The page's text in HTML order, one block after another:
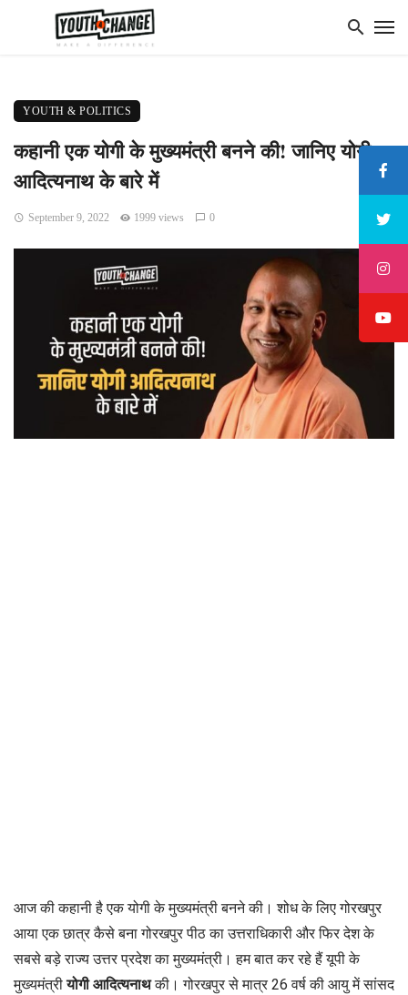
YOUTH & POLITICS
कहानी एक योगी के मुख्यमंत्री बनने की! जानिए योगी
आदित्यनाथ के बारे में
September 9, 2022 1999 views 0
आज की कहानी है एक योगी के मुख्यमंत्री बनने की। शोध के लिए गोरखपुर
आया एक छात्र कैसे बना गोरखपुर पीठ का उत्तराधिकारी और फिर देश के
सबसे बड़े राज्य उत्तर प्रदेश का मुख्यमंत्री। हम बात कर रहे हैं यूपी के
मुख्यमंत्रीयोगी आदित्यनाथकी। गोरखपुर से मात्र 26 वर्ष की आयु में सांसद